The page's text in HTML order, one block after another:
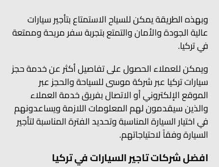
وبهذه الطريقة يمكن للسياح الاستمتاع بتأجير سيارات
عالية الجودة والأمان والتمتع بتجربة سفر مريحة وممتعة
في تركيا.
ويمكن للعملاء الحصول على تفاصيل أكثر عن خدمة حجز
سيارات تركيا عبر شركة موسى للسياحة والحجز عبر
الموقع الإلكتروني أو الاتصال بفريق خدمة العملاء
والذين سيقدمون لهم المعلومات اللازمة ويساعدونهم
في اختيار السيارة المناسبة وتحديد الفترة المناسبة لتأجير
السيارة وفقاً لاحتياجاتهم.
افضل شركات تاجير السيارات في تركيا